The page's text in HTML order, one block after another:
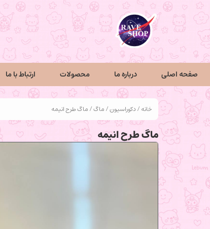
صفحه اصلی درباره ما محصولات ارتباط با ما
خانه/دکوراسیون/ماگ/ ماگ طرح انیمه
ماگ طرح انیمه